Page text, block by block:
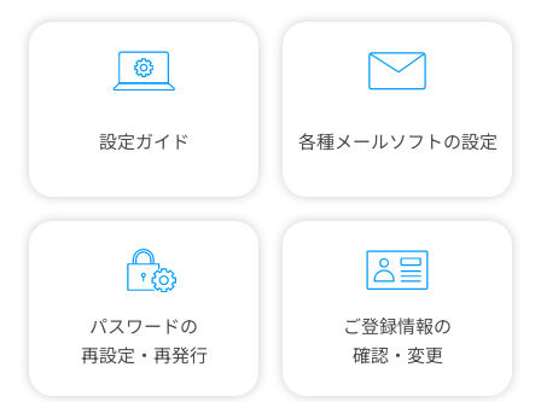
設定ガイド 各種メールソフトの設定
パスワードの
再設定・再発行
ご登録情報の
確認・変更